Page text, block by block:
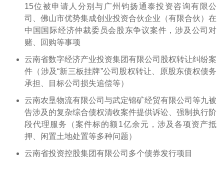
15位被申请人分别与广州钧扬通泰投资咨询有限公
司、佛山市优势集成创业投资合伙企业（有限合伙）在
中国国际经济仲裁委员会股东争议案件，涉及公司对
赌、回购等事项
云南省数字经济产业投资集团有限公司股权转让纠纷案
件（涉及“新三板挂牌”公司股权转让、原股东债权债务
承担、目标公司损失追偿等）
云南农垦物流有限公司与武定锦矿经贸有限公司等九被
告涉及的复杂综合债权清收案件提供诉讼、强制执行阶
段代理服务（案件标的额1亿余元，涉及各项资产抵
押、闲置土地处置等多种问题）
云南省投资控股集团有限公司多个债券发行项目